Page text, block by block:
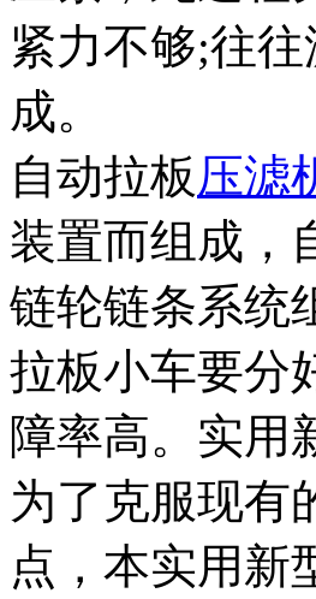
紧力不够;往
成。
自动拉板压滤
装置而组成，
链轮链条系统
拉板小车要分
障率高。实用
为了克服现有
点，本实用新